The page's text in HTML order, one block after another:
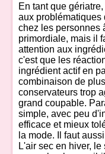
En tant que
aux problématiques
chez les personnes
primordiale, mais il
attention aux
c'est que les
ingrédient actif en
combinaison de
conservateurs trop
grand coupable.
simple, avec peu
efficace et mieux
la mode. Il faut
L'air sec en hiver,